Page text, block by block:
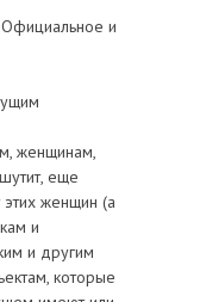
Официальное и
женщинам,
еще
женщин (а
и
и другим
которые